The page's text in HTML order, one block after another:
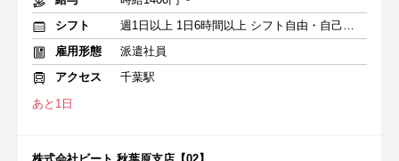
シフト
週1日以上 1日6時間以上 シフト自由・自己申告
雇用形態
派遣社員
アクセス
千葉駅
あと1日